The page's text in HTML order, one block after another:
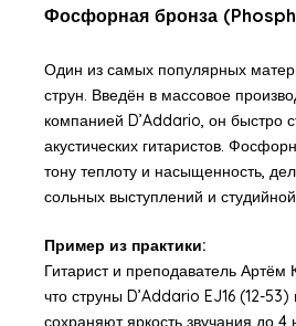
Фосфорная бронза
Один из самых популярных
струн. Введён в массовое
компанией D’Addario, он быстро
акустических гитаристов.
тону теплоту и насыщенность,
сольных выступлений и
Пример из практики:
Гитарист и преподаватель Артём
что струны D’Addario EJ16 (12-